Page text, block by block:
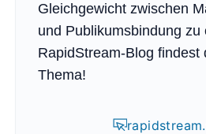
Gleichgewicht zwischen
und Publikumsbindung zu
RapidStream-Blog findest
Thema!